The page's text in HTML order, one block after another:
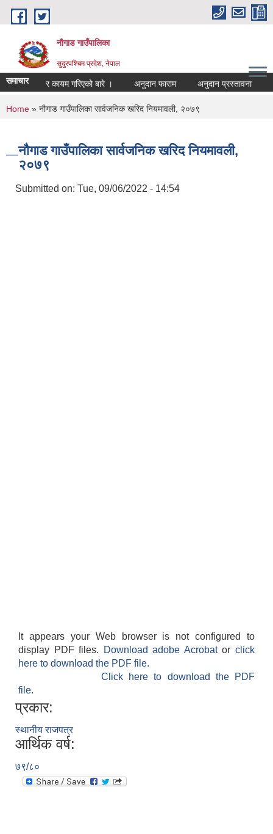
Skip to main content
नौगाड गाउँपालिका
सुदुरपश्चिम प्रदेश, नेपाल
समाचार
भाडादर कायम गरिएको बारे । अनुदान फाराम अनुदान प्रस्तावना
You are here
Home » नौगाड गाउँपालिका सार्वजनिक खरिद नियमावली, २०७९
नौगाड गाउँपालिका सार्वजनिक खरिद नियमावली,
२०७९
Submitted on: Tue, 09/06/2022 - 14:54
It appears your Web browser is not configured to
display PDF files.
Download adobe Acrobatorclick
here to download the PDF file.
Click here to download the PDF
file.
प्रकार:
स्थानीय राजपत्र
आर्थिक वर्ष:
७९/८०